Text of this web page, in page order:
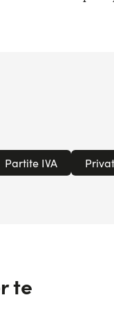
Partite IVA
te